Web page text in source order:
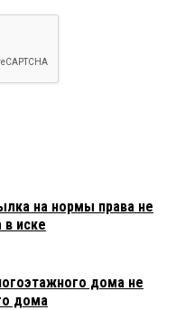
на нормы права не
в иске
дома не
дома